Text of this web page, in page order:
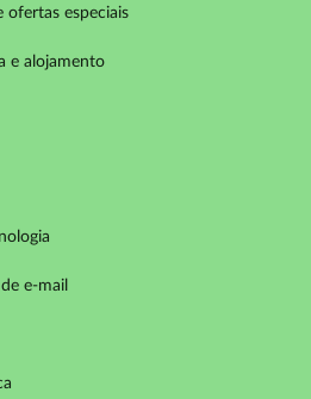
ofertas especiais
e alojamento
e-mail